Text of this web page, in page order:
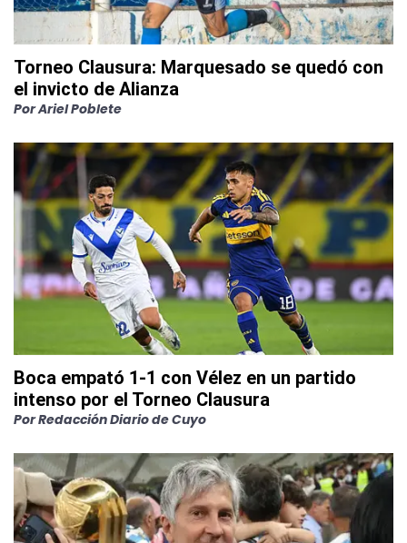
Torneo Clausura: Marquesado se quedó con
el invicto de Alianza
PorAriel Poblete
Boca empató 1-1 con Vélez en un partido
intenso por el Torneo Clausura
PorRedacción Diario de Cuyo